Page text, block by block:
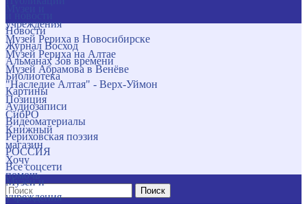
учреждения
Музей Рериха в Новосибирске
Музей Рериха на Алтае
Музей Абрамова в Венёве
"Наследие Алтая" - Верх-Уймон
Позиция
СибРО
Книжный
магазин
Хочу
помочь
Поиск
Новости
Журнал Восход
Альманах Зов времени
Библиотека
Картины
Аудиозаписи
Видеоматериалы
Рериховская поэзия
РОССИЯ
Все соцсети
Музеи и
учреждения